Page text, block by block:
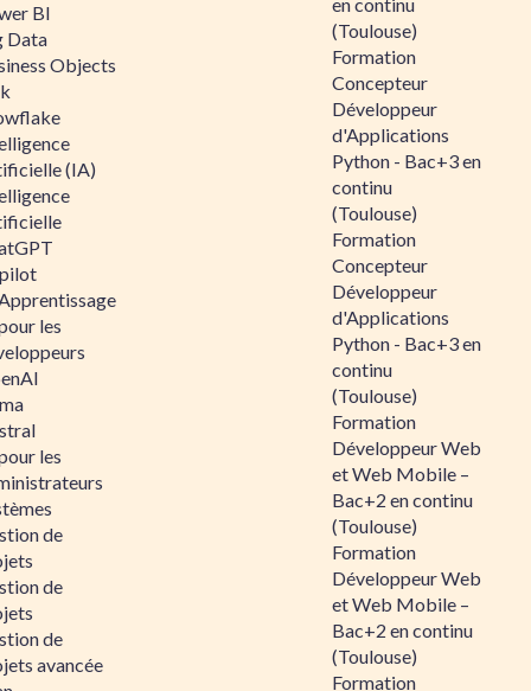
BI
Data
Objects
(IA)
les
les
de
de
de
avancée
(Toulouse)
Formation
Concepteur
Développeur
d'Applications
Python - Bac+3 en
continu
(Toulouse)
Formation
Concepteur
Développeur
d'Applications
Python - Bac+3 en
continu
(Toulouse)
Formation
Développeur Web
et Web Mobile –
Bac+2 en continu
(Toulouse)
Formation
Développeur Web
et Web Mobile –
Bac+2 en continu
(Toulouse)
Formation